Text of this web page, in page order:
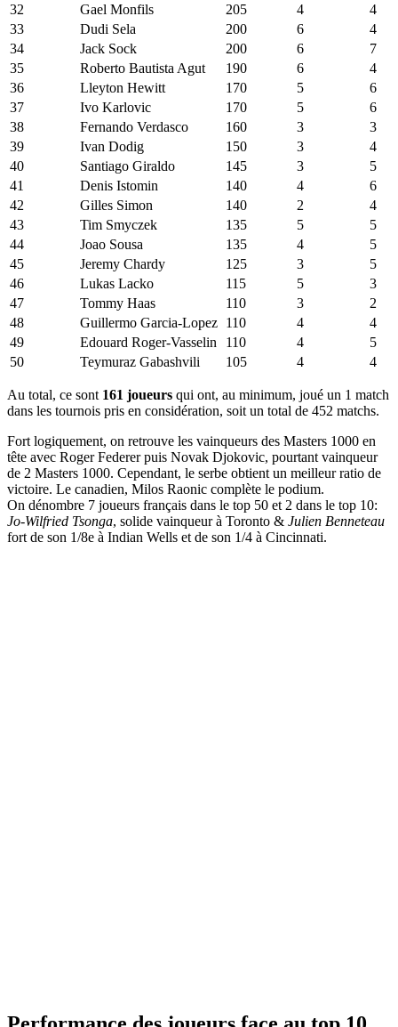
32
Gael Monfils 205 4
4
33
Dudi Sela 200 6
4
34
Jack Sock 200 6
7
35
Roberto Bautista Agut 190 6
4
36
Lleyton Hewitt 170 5
6
37
Ivo Karlovic 170 5
6
38
Fernando Verdasco 160 3
3
39
Ivan Dodig 150 3
4
40
Santiago Giraldo 145 3
5
41
Denis Istomin 140 4
6
42
Gilles Simon 140 2
4
43
Tim Smyczek 135 5
5
44
Joao Sousa 135 4
5
45
Jeremy Chardy 125 3
5
46
Lukas Lacko 115 5
3
47
Tommy Haas 110 3
2
48
Guillermo Garcia-Lopez 110 4
4
49
Edouard Roger-Vasselin 110 4
5
50
Teymuraz Gabashvili 105 4 4
Au total, ce sont 161 joueurs qui ont, au minimum, joué un 1 match
dans les tournois pris en considération, soit un total de 452 matchs.
Fort logiquement, on retrouve les vainqueurs des Masters 1000 en
tête avec Roger Federer puis Novak Djokovic, pourtant vainqueur
de 2 Masters 1000. Cependant, le serbe obtient un meilleur ratio de
victoire. Le canadien, Milos Raonic complète le podium.
On dénombre 7 joueurs français dans le top 50 et 2 dans le top 10:
Jo-Wilfried Tsonga, solide vainqueur à Toronto & Julien Benneteau
fort de son 1/8e à Indian Wells et de son 1/4 à Cincinnati.